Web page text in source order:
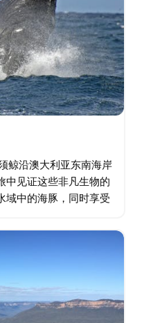
鲸沿澳大利亚东南海岸
中见证这些非凡生物的
域中的海豚，同时享受
…